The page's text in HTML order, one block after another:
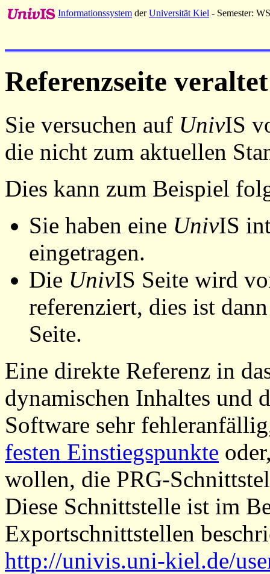
Informationssystem derUniversität Kiel - Semester:
Referenzseite veraltet
Sie versuchen auf UnivIS
die nicht zum aktuellen
Dies kann zum Beispiel
Sie haben eine UnivIS
eingetragen.
Die UnivIS Seite wird
referenziert, dies ist
Seite.
Eine direkte Referenz in
dynamischen Inhaltes und
Software sehr
festen Einstiegspunkte
wollen, die PRG-
Diese Schnittstelle ist im
Exportschnittstellen
http://univis.uni-kiel.de/